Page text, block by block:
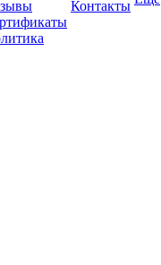
Контакты